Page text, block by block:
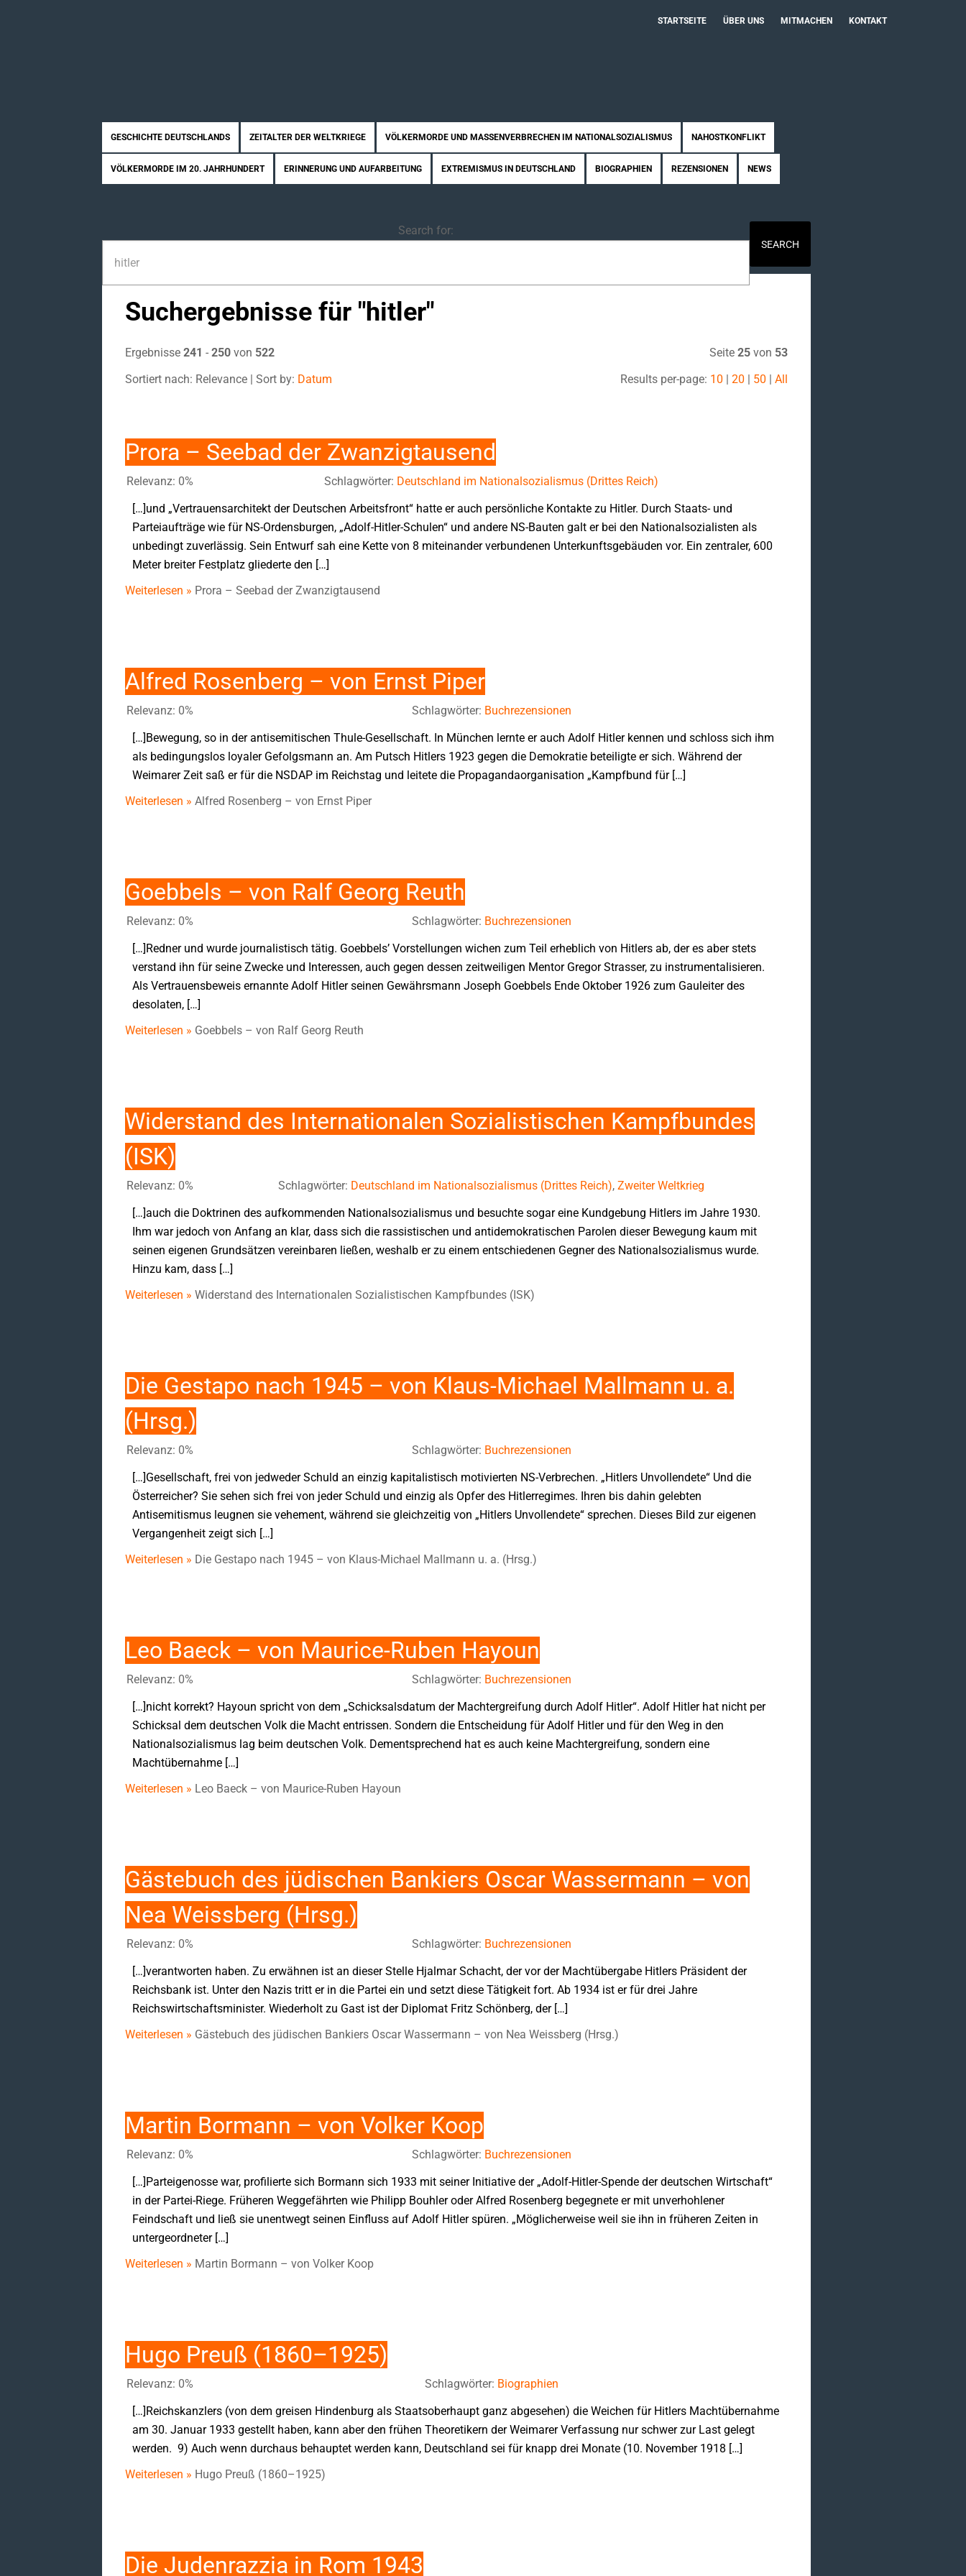
STARTSEITE ÜBER UNS MITMACHEN KONTAKT
GESCHICHTE DEUTSCHLANDS ZEITALTER DER WELTKRIEGE VÖLKERMORDE UND MASSENVERBRECHEN IM NATIONALSOZIALISMUS NAHOSTKONFLIKT
VÖLKERMORDE IM 20. JAHRHUNDERT ERINNERUNG UND AUFARBEITUNG EXTREMISMUS IN DEUTSCHLAND BIOGRAPHIEN REZENSIONEN NEWS
Search for:
Suchergebnisse für "hitler"
Ergebnisse 241 - 250 von 522 Seite 25 von 53
Sortiert nach: Relevance | Sort by: Datum Results per-page: 10 | 20 | 50 | All
Prora – Seebad der Zwanzigtausend
Relevanz: 0% Schlagwörter: Deutschland im Nationalsozialismus (Drittes Reich)
[…]und „Vertrauensarchitekt der Deutschen Arbeitsfront“ hatte er auch persönliche Kontakte zu Hitler. Durch Staats- und
Parteiaufträge wie für NS-Ordensburgen, „Adolf-Hitler-Schulen“ und andere NS-Bauten galt er bei den Nationalsozialisten als
unbedingt zuverlässig. Sein Entwurf sah eine Kette von 8 miteinander verbundenen Unterkunftsgebäuden vor. Ein zentraler, 600
Meter breiter Festplatz gliederte den […]
Weiterlesen » Prora – Seebad der Zwanzigtausend
Alfred Rosenberg – von Ernst Piper
Relevanz: 0% Schlagwörter: Buchrezensionen
[…]Bewegung, so in der antisemitischen Thule-Gesellschaft. In München lernte er auch Adolf Hitler kennen und schloss sich ihm
als bedingungslos loyaler Gefolgsmann an. Am Putsch Hitlers 1923 gegen die Demokratie beteiligte er sich. Während der
Weimarer Zeit saß er für die NSDAP im Reichstag und leitete die Propagandaorganisation „Kampfbund für […]
Weiterlesen » Alfred Rosenberg – von Ernst Piper
Goebbels – von Ralf Georg Reuth
Relevanz: 0% Schlagwörter: Buchrezensionen
[…]Redner und wurde journalistisch tätig. Goebbels’ Vorstellungen wichen zum Teil erheblich von Hitlers ab, der es aber stets
verstand ihn für seine Zwecke und Interessen, auch gegen dessen zeitweiligen Mentor Gregor Strasser, zu instrumentalisieren.
Als Vertrauensbeweis ernannte Adolf Hitler seinen Gewährsmann Joseph Goebbels Ende Oktober 1926 zum Gauleiter des
desolaten, […]
Weiterlesen » Goebbels – von Ralf Georg Reuth
Widerstand des Internationalen Sozialistischen Kampfbundes
(ISK)
Relevanz: 0% Schlagwörter: Deutschland im Nationalsozialismus (Drittes Reich), Zweiter Weltkrieg
[…]auch die Doktrinen des aufkommenden Nationalsozialismus und besuchte sogar eine Kundgebung Hitlers im Jahre 1930.
Ihm war jedoch von Anfang an klar, dass sich die rassistischen und antidemokratischen Parolen dieser Bewegung kaum mit
seinen eigenen Grundsätzen vereinbaren ließen, weshalb er zu einem entschiedenen Gegner des Nationalsozialismus wurde.
Hinzu kam, dass […]
Weiterlesen » Widerstand des Internationalen Sozialistischen Kampfbundes (ISK)
Die Gestapo nach 1945 – von Klaus-Michael Mallmann u. a.
(Hrsg.)
Relevanz: 0% Schlagwörter: Buchrezensionen
[…]Gesellschaft, frei von jedweder Schuld an einzig kapitalistisch motivierten NS-Verbrechen. „Hitlers Unvollendete“ Und die
Österreicher? Sie sehen sich frei von jeder Schuld und einzig als Opfer des Hitlerregimes. Ihren bis dahin gelebten
Antisemitismus leugnen sie vehement, während sie gleichzeitig von „Hitlers Unvollendete“ sprechen. Dieses Bild zur eigenen
Vergangenheit zeigt sich […]
Weiterlesen » Die Gestapo nach 1945 – von Klaus-Michael Mallmann u. a. (Hrsg.)
Leo Baeck – von Maurice-Ruben Hayoun
Relevanz: 0% Schlagwörter: Buchrezensionen
[…]nicht korrekt? Hayoun spricht von dem „Schicksalsdatum der Machtergreifung durch Adolf Hitler“. Adolf Hitler hat nicht per
Schicksal dem deutschen Volk die Macht entrissen. Sondern die Entscheidung für Adolf Hitler und für den Weg in den
Nationalsozialismus lag beim deutschen Volk. Dementsprechend hat es auch keine Machtergreifung, sondern eine
Machtübernahme […]
Weiterlesen » Leo Baeck – von Maurice-Ruben Hayoun
Gästebuch des jüdischen Bankiers Oscar Wassermann – von
Nea Weissberg (Hrsg.)
Relevanz: 0% Schlagwörter: Buchrezensionen
[…]verantworten haben. Zu erwähnen ist an dieser Stelle Hjalmar Schacht, der vor der Machtübergabe Hitlers Präsident der
Reichsbank ist. Unter den Nazis tritt er in die Partei ein und setzt diese Tätigkeit fort. Ab 1934 ist er für drei Jahre
Reichswirtschaftsminister. Wiederholt zu Gast ist der Diplomat Fritz Schönberg, der […]
Weiterlesen » Gästebuch des jüdischen Bankiers Oscar Wassermann – von Nea Weissberg (Hrsg.)
Martin Bormann – von Volker Koop
Relevanz: 0% Schlagwörter: Buchrezensionen
[…]Parteigenosse war, profilierte sich Bormann sich 1933 mit seiner Initiative der „Adolf-Hitler-Spende der deutschen Wirtschaft“
in der Partei-Riege. Früheren Weggefährten wie Philipp Bouhler oder Alfred Rosenberg begegnete er mit unverhohlener
Feindschaft und ließ sie unentwegt seinen Einfluss auf Adolf Hitler spüren. „Möglicherweise weil sie ihn in früheren Zeiten in
untergeordneter […]
Weiterlesen » Martin Bormann – von Volker Koop
Hugo Preuß (1860–1925)
Relevanz: 0% Schlagwörter: Biographien
[…]Reichskanzlers (von dem greisen Hindenburg als Staatsoberhaupt ganz abgesehen) die Weichen für Hitlers Machtübernahme
am 30. Januar 1933 gestellt haben, kann aber den frühen Theoretikern der Weimarer Verfassung nur schwer zur Last gelegt
werden. 9) Auch wenn durchaus behauptet werden kann, Deutschland sei für knapp drei Monate (10. November 1918 […]
Weiterlesen » Hugo Preuß (1860–1925)
Die Judenrazzia in Rom 1943